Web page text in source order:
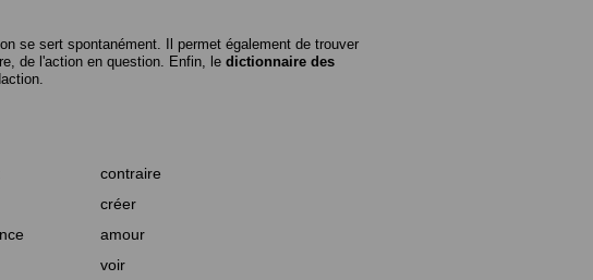
se sert spontanément. Il permet également de trouver
de l'action en question. Enfin, le dictionnaire des
contraire
créer
amour
voir